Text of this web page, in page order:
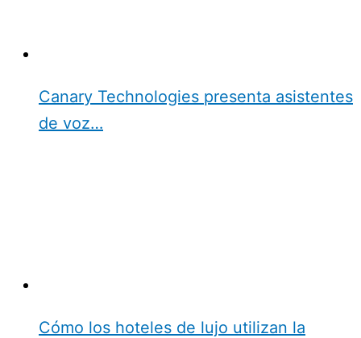
Canary Technologies presenta asistentes
de voz…
Cómo los hoteles de lujo utilizan la